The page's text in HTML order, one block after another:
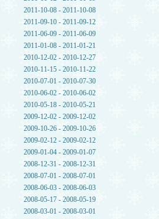
2011-10-08 - 2011-10-08
2011-09-10 - 2011-09-12
2011-06-09 - 2011-06-09
2011-01-08 - 2011-01-21
2010-12-02 - 2010-12-27
2010-11-15 - 2010-11-22
2010-07-01 - 2010-07-30
2010-06-02 - 2010-06-02
2010-05-18 - 2010-05-21
2009-12-02 - 2009-12-02
2009-10-26 - 2009-10-26
2009-02-12 - 2009-02-12
2009-01-04 - 2009-01-07
2008-12-31 - 2008-12-31
2008-07-01 - 2008-07-01
2008-06-03 - 2008-06-03
2008-05-17 - 2008-05-19
2008-03-01 - 2008-03-01